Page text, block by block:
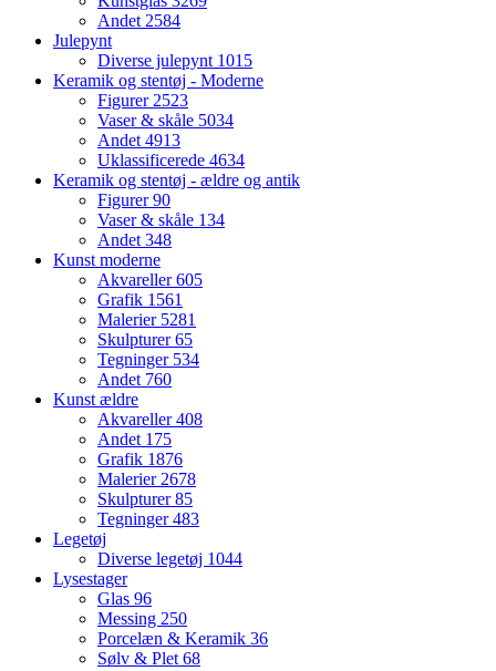
Andet2584
Julepynt
Diverse julepynt 1015
Keramik og stentøj - Moderne
Figurer2523
Vaser & skåle 5034
Andet4913
Uklassificerede 4634
Keramik og stentøj - ældre og antik
Figurer90
Vaser & skåle 134
Andet348
Kunst moderne
Akvareller605
Grafik 1561
Malerier 5281
Skulpturer65
Tegninger 534
Andet 760
Kunst ældre
Akvareller408
Andet 175
Grafik 1876
Malerier2678
Skulpturer85
Tegninger483
Legetøj
Diverse legetøj 1044
Lysestager
Glas 96
Messing 250
Porcelæn & Keramik 36
Sølv & Plet68